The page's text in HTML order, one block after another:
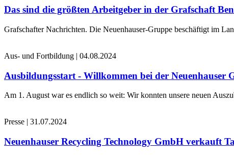
Das sind die größten Arbeitgeber in der Grafschaft
Grafschafter Nachrichten. Die Neuenhauser-Gruppe beschäftigt im
Aus- und Fortbildung | 04.08.2024
Ausbildungsstart - Willkommen bei der Neuenhauser
Am 1. August war es endlich so weit: Wir konnten unsere neuen
Presse | 31.07.2024
Neuenhauser Recycling Technology GmbH verkauft